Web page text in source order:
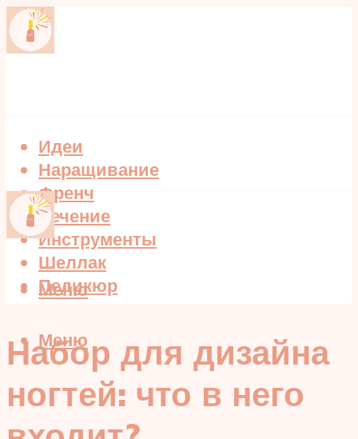
Идеи
Наращивание
Френч
Лечение
Инструменты
Шеллак
Педикюр
Меню
Меню
Набор для дизайна
ногтей: что в него